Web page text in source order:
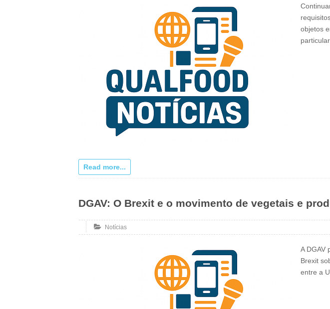
objetos
Read more...
DGAV: O Brexit e o movimento de vegetais e
Notícias
A DGAV
Brexit
entre a